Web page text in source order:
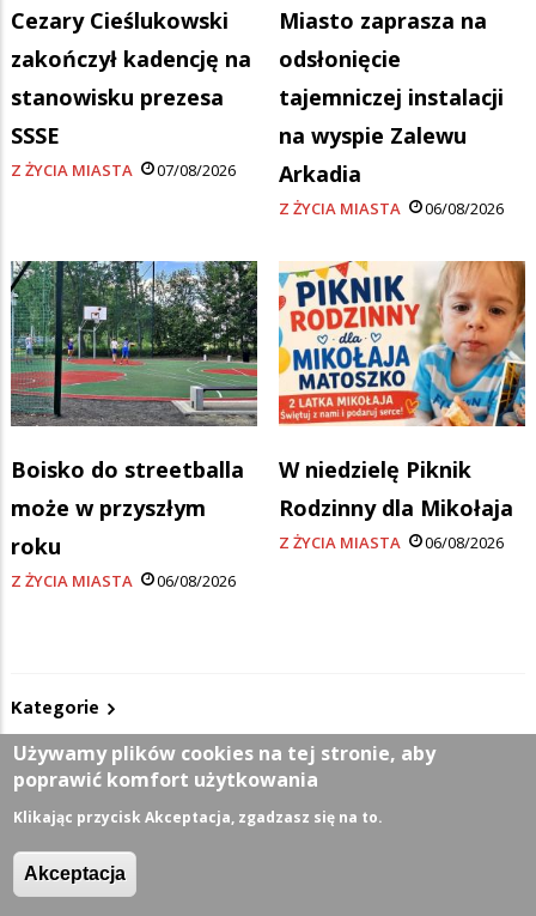
Cezary Cieślukowski
zakończył kadencję na
stanowisku prezesa
SSSE
Z ŻYCIA MIASTA 07/08/2026
Miasto zaprasza na
odsłonięcie
tajemniczej instalacji
na wyspie Zalewu
Arkadia
Z ŻYCIA MIASTA 06/08/2026
Boisko do streetballa
może w przyszłym
roku
Z ŻYCIA MIASTA 06/08/2026
W niedzielę Piknik
Rodzinny dla Mikołaja
Z ŻYCIA MIASTA 06/08/2026
Kategorie
Z życia miasta
Sport
Kultura
Używamy plików cookies na tej stronie, aby
poprawić komfort użytkowania
Klikając przycisk Akceptacja, zgadzasz się na to.
Akceptacja